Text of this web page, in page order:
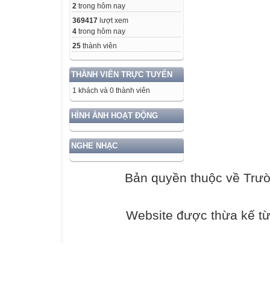
2 trong hôm nay
369417 lượt xem
4 trong hôm nay
25 thành viên
THÀNH VIÊN TRỰC TUYẾN
1 khách và 0 thành viên
HÌNH ẢNH HOẠT ĐỘNG
NGHE NHẠC
Bản quyền thuộc về
Website được thừa kế